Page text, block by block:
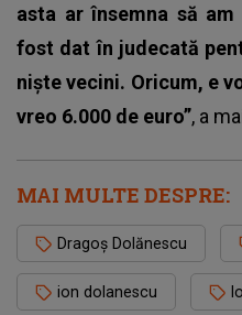
asta ar însemna să
fost dat în judecată
niște vecini. Oricum, e
vreo 6.000 de euro”, a
MAI MULTE DESPRE:
Dragoș Dolănescu
ion dolanescu